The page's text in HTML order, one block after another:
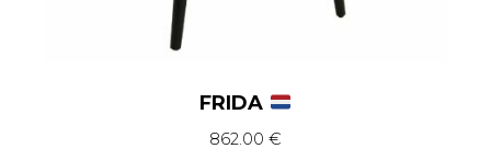
FRIDA
862.00 €